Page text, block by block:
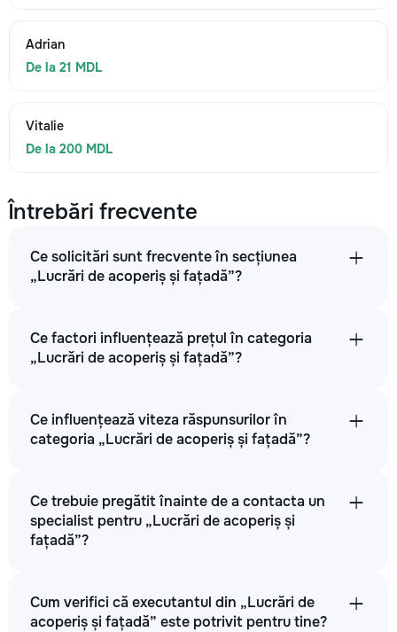
Adrian
De la 21 MDL
Vitalie
De la 200 MDL
Întrebări frecvente
Ce solicitări sunt frecvente în secțiunea
„Lucrări de acoperiș și fațadă”?
Ce factori influențează prețul în categoria
„Lucrări de acoperiș și fațadă”?
Ce influențează viteza răspunsurilor în
categoria „Lucrări de acoperiș și fațadă”?
Ce trebuie pregătit înainte de a contacta un
specialist pentru „Lucrări de acoperiș și
fațadă”?
Cum verifici că executantul din „Lucrări de
acoperiș și fațadă” este potrivit pentru tine?